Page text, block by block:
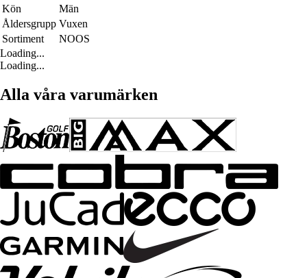
Kön
Män
Åldersgrupp Vuxen
Sortiment
NOOS
Loading...
Loading...
Alla våra varumärken